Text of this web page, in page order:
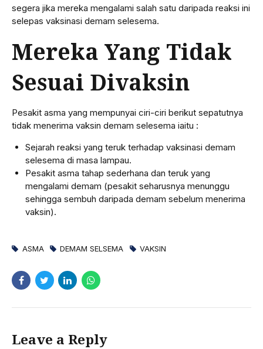
segera jika mereka mengalami salah satu daripada reaksi ini
selepas vaksinasi demam selesema.
Mereka Yang Tidak
Sesuai Divaksin
Pesakit asma yang mempunyai ciri-ciri berikut sepatutnya
tidak menerima vaksin demam selesema iaitu :
Sejarah reaksi yang teruk terhadap vaksinasi demam
selesema di masa lampau.
Pesakit asma tahap sederhana dan teruk yang
mengalami demam (pesakit seharusnya menunggu
sehingga sembuh daripada demam sebelum menerima
vaksin).
ASMA DEMAM SELSEMA VAKSIN
Leave a Reply